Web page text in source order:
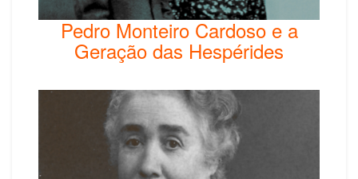
Pedro Monteiro Cardoso e a
Geração das Hespérides